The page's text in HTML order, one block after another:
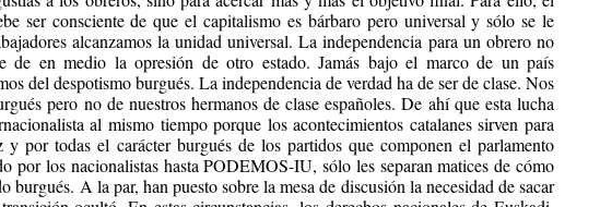
ser consciente de que el capitalismo es bárbaro pero universal y sólo se le
alcanzamos la unidad universal. La independencia para un obrero no
de en medio la opresión de otro estado. Jamás bajo el marco de un país
del despotismo burgués. La independencia de verdad ha de ser de clase. Nos
pero no de nuestros hermanos de clase españoles. De ahí que esta lucha
al mismo tiempo porque los acontecimientos catalanes sirven para
y por todas el carácter burgués de los partidos que componen el parlamento
por los nacionalistas hasta PODEMOS-IU, sólo les separan matices de cómo
burgués. A la par, han puesto sobre la mesa de discusión la necesidad de sacar